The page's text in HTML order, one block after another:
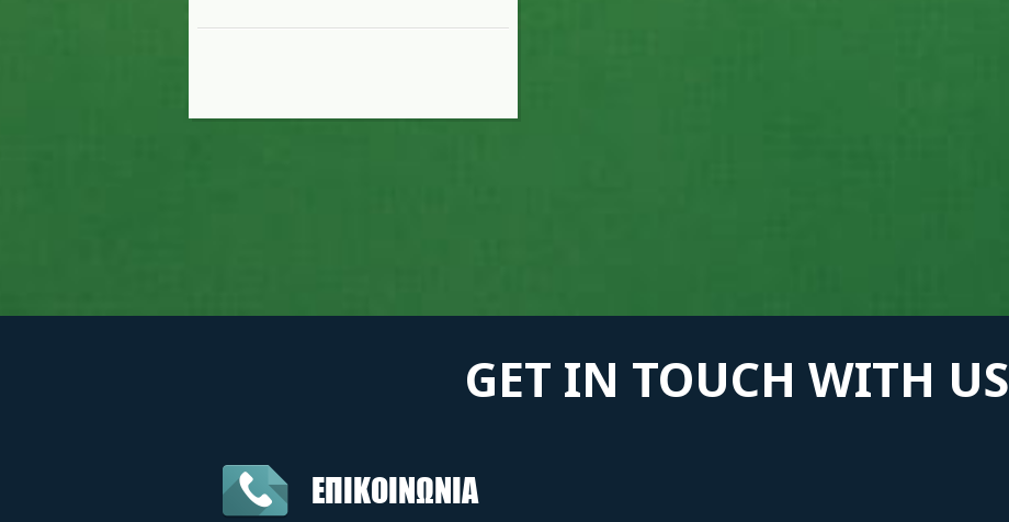
GET IN TOUCH WITH US
ΕΠΙΚΟΙΝΩΝΙΑ